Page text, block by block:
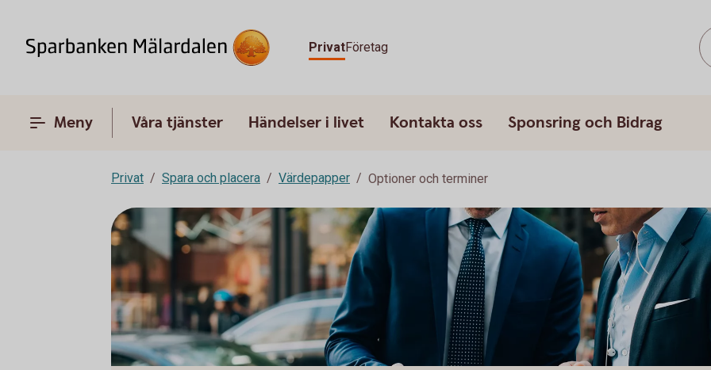
PrivatFöretag
Meny Våra tjänster Händelser i livet Kontakta oss Sponsring och Bidrag
Privat Spara och placera Värdepapper Optioner och terminer